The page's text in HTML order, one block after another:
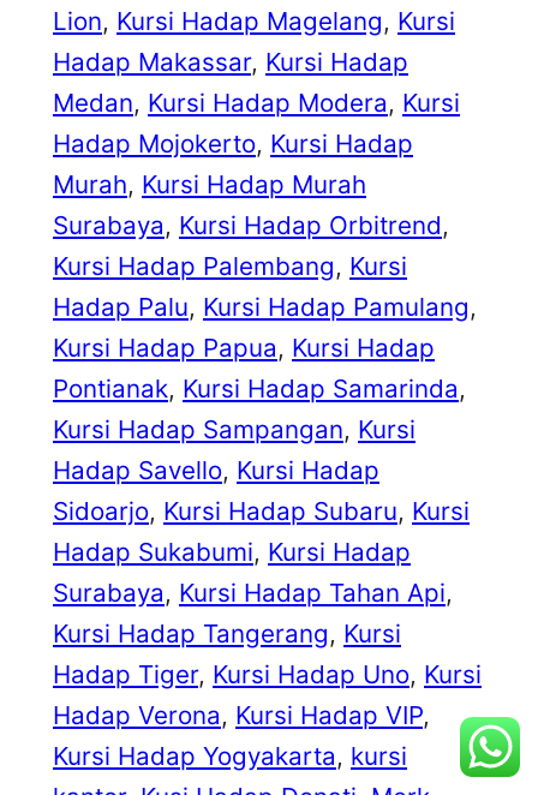
Lion, Kursi Hadap Magelang, Kursi
Hadap Makassar, Kursi Hadap
Medan, Kursi Hadap Modera, Kursi
Hadap Mojokerto, Kursi Hadap
Murah, Kursi Hadap Murah
Surabaya, Kursi Hadap Orbitrend
Kursi Hadap Palembang, Kursi
Hadap Palu, Kursi Hadap Pamulang
Kursi Hadap Papua, Kursi Hadap
Pontianak, Kursi Hadap Samarinda
Kursi Hadap Sampangan, Kursi
Hadap Savello, Kursi Hadap
Sidoarjo, Kursi Hadap Subaru, Kursi
Hadap Sukabumi, Kursi Hadap
Surabaya, Kursi Hadap Tahan Api
Kursi Hadap Tangerang, Kursi
Hadap Tiger, Kursi Hadap Uno, Kursi
Hadap Verona, Kursi Hadap VIP
Kursi Hadap Yogyakarta, kursi